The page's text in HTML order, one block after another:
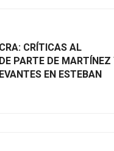
CRÍTICAS AL
PARTE DE MARTÍNEZ
EN ESTEBAN